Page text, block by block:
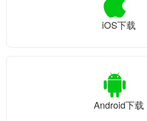
iOS下载
Android下载